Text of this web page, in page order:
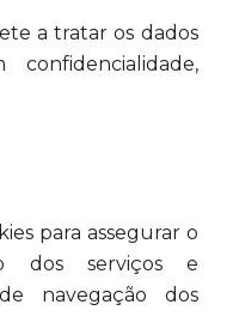
a tratar os dados
para assegurar o
dos serviços e
navegação dos